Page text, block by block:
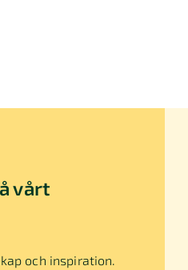
vårt
och inspiration.